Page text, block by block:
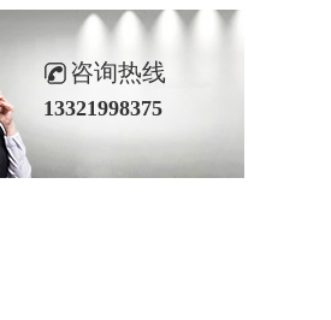
咨询热线
13321998375